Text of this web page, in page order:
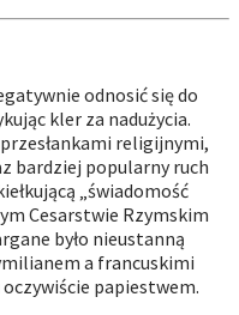
odnosić się do
kler za nadużycia.
religijnymi,
bardziej popularny ruch
„świadomość
Cesarstwie Rzymskim
było nieustanną
a francuskimi
papiestwem.